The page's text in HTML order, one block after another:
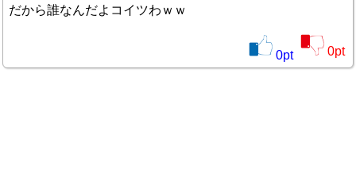
だから誰なんだよコイツわｗｗ
0pt 0pt